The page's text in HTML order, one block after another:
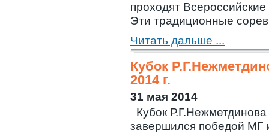
проходят
Эти традиционные
Читать дальше ...
Кубок
2014 г.
31 мая 2014
Кубок
завершился победой МГ